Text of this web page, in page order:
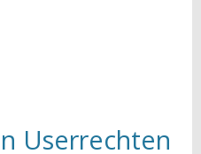
Userrechten